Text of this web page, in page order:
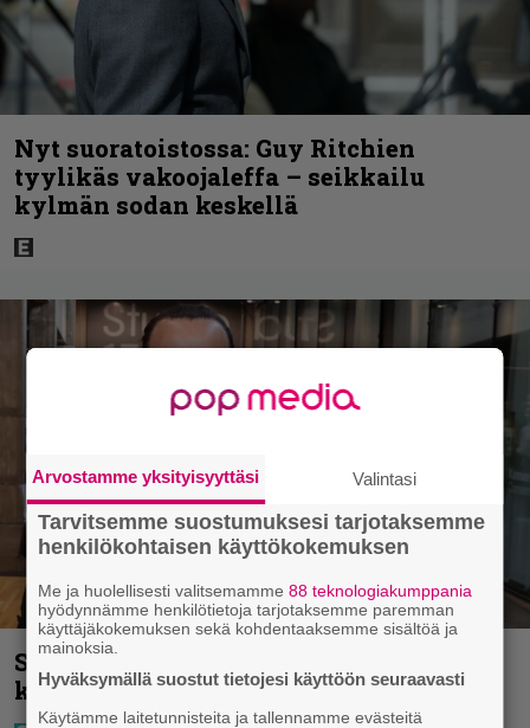
Nyt suoratoistossa: Guy Ritchien
tyylikäs vakoojaleffa – seikkailu
kylmän sodan keskellä
Sara ja Mikko Parikka etsivät uutta
kotia – ”Seuraavaan kotiin tämmöinen”
Arvostamme yksityisyyttäsi Valintasi
Tarvitsemme suostumuksesi tarjotaksemme
henkilökohtaisen käyttökokemuksen
Me ja huolellisesti valitsemamme88 teknologiakumppania
hyödynnämme henkilötietoja tarjotaksemme paremman
käyttäjäkokemuksen sekä kohdentaaksemme sisältöä ja
mainoksia.
Hyväksymällä suostut tietojesi käyttöön seuraavasti
Käytämme laitetunnisteita ja tallennamme evästeitä